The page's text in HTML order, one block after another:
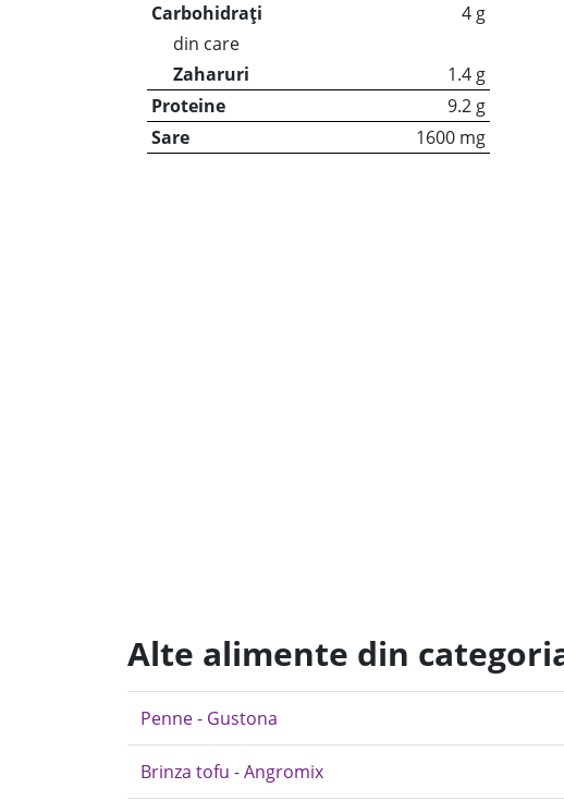
Carbohidrați
4 g
din care
Zaharuri
1.4 g
Proteine
9.2 g
Sare
1600 mg
Alte alimente din
Penne - Gustona
Brinza tofu - Angromix